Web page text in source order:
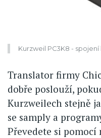
Kurzweil PC3K8 -
Translator firmy
dobře poslouží,
Kurzweilech stejně
se samply a
Převedete si